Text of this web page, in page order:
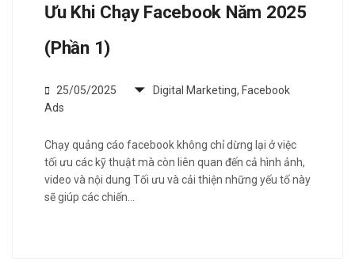
Ưu Khi Chạy Facebook Năm 2025
(Phần 1)
25/05/2025 Digital Marketing, Facebook
Ads
Chạy quảng cáo facebook không chỉ dừng lại ở việc
tối ưu các kỹ thuật mà còn liên quan đến cả hình ảnh,
video và nội dung Tối ưu và cải thiện những yếu tố này
sẽ giúp các chiến…